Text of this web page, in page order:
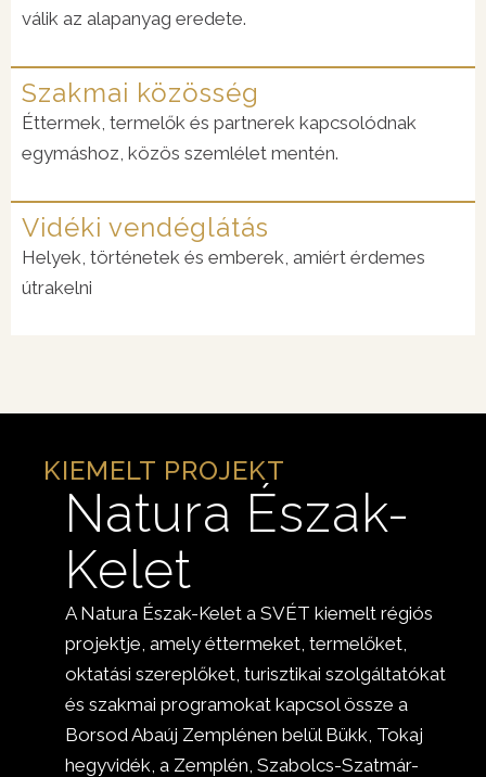
válik az alapanyag eredete.
Szakmai közösség
Éttermek, termelők és partnerek kapcsolódnak
egymáshoz, közös szemlélet mentén.
Vidéki vendéglátás
Helyek, történetek és emberek, amiért érdemes
útrakelni
KIEMELT PROJEKT
Natura Észak-
Kelet
A Natura Észak-Kelet a SVÉT kiemelt régiós
projektje, amely éttermeket, termelőket,
oktatási szereplőket, turisztikai szolgáltatókat
és szakmai programokat kapcsol össze a
Borsod Abaúj Zemplénen belül Bükk, Tokaj
hegyvidék, a Zemplén, Szabolcs-Szatmár-